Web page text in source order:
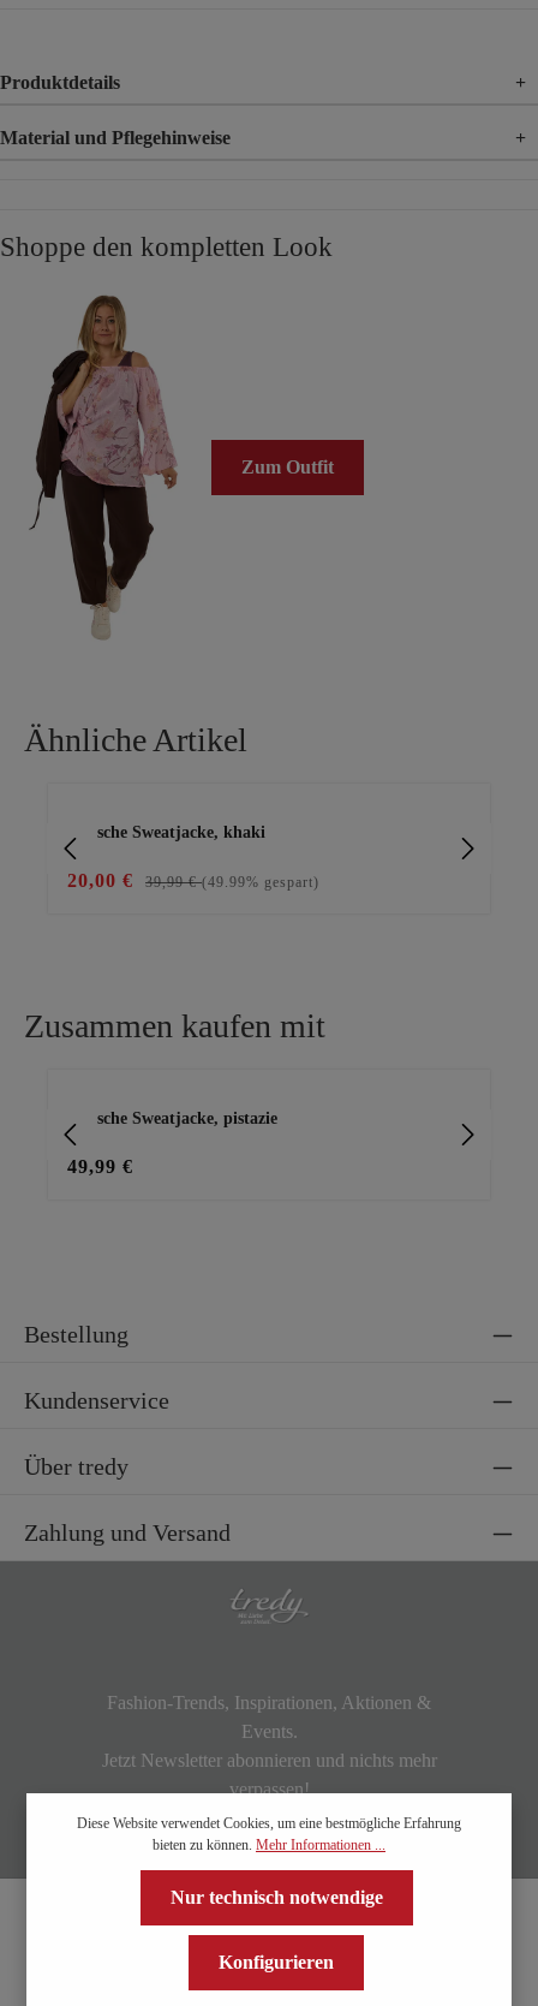
Produktdetails +
Material und Pflegehinweise +
Shoppe den kompletten Look
Zum Outfit
Ähnliche Artikel
stylische Sweatjacke, khaki
20,00 € 39,99 €(49.99% gespart)
Zusammen kaufen mit
stylische Sweatjacke, pistazie
49,99 €
Bestellung
Kundenservice
Über tredy
Zahlung und Versand
Fashion-Trends, Inspirationen, Aktionen &
Events.
Jetzt Newsletter abonnieren und nichts mehr
verpassen!
Diese Website verwendet Cookies, um eine bestmögliche Erfahrung
bieten zu können. Mehr Informationen ...
Nur technisch notwendige
Konfigurieren